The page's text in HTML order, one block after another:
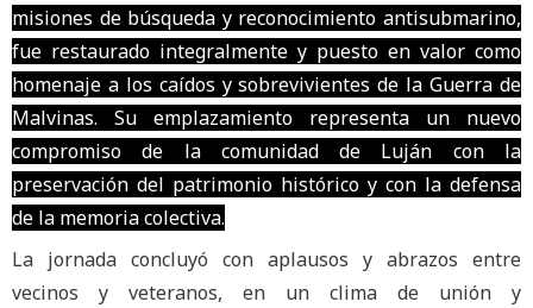
misiones de búsqueda y reconocimiento antisubmarino,
fue restaurado integralmente y puesto en valor como
homenaje a los caídos y sobrevivientes de la Guerra de
Malvinas. Su emplazamiento representa un nuevo
compromiso de la comunidad de Luján con la
preservación del patrimonio histórico y con la defensa
de la memoria colectiva.
La jornada concluyó con aplausos y abrazos entre
vecinos y veteranos, en un clima de unión y